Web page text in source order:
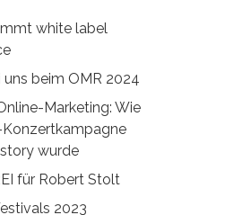
white label
uns beim OMR 2024
Marketing: Wie
Konzertkampagne
wurde
für Robert Stolt
2023